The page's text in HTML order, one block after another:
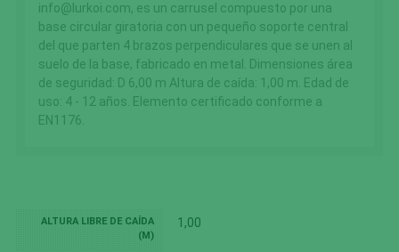
info@lurkoi.com, es un carrusel compuesto por una
base circular giratoria con un pequeño soporte central
del que parten 4 brazos perpendiculares que se unen al
suelo de la base, fabricado en metal. Dimensiones área
de seguridad: D 6,00 m Altura de caída: 1,00 m. Edad de
uso: 4 - 12 años. Elemento certificado conforme a
EN1176.
ALTURA LIBRE DE CAÍDA
(M)
1,00